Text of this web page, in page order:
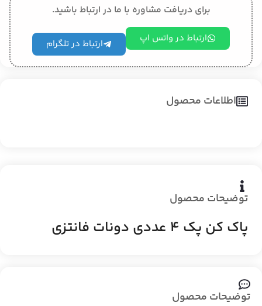
برای دریافت مشاوره با ما در ارتباط باشید.
ارتباط در واتس اپ ارتباط در تلگرام
توضیحات محصول
پاک کن پک 4 عددی دونات فانتزی
اطلاعات محصول
توضیحات محصول